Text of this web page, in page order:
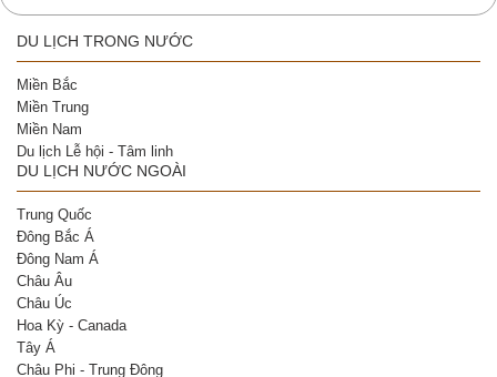
DU LỊCH TRONG NƯỚC
Miền Bắc
Miền Trung
Miền Nam
Du lịch Lễ hội - Tâm linh
DU LỊCH NƯỚC NGOÀI
Trung Quốc
Đông Bắc Á
Đông Nam Á
Châu Âu
Châu Úc
Hoa Kỳ - Canada
Tây Á
Châu Phi - Trung Đông